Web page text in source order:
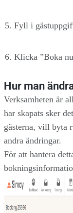
Fyll i
Klicka ”Boka
Hur man
Verksamheten är
har skapats sker
gästerna, vill byta
andra ändringar.
För att hantera